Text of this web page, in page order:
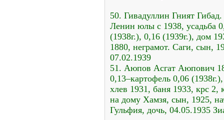
50. Гивадуллин Гният
Ленин юлы с 1938, усадьба
(1938г.), 0,16 (1939г.), дом
1880, неграмот. Саги, сын,
07.02.1939
51. Аюпов Асгат Аюпович
0,13–картофель 0,06
хлев 1931, баня 1933, крс
на дому Хамзя, сын, 1925,
Гульфия, дочь, 04.05.1935